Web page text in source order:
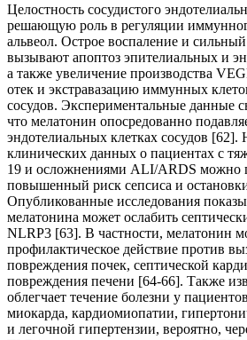
Целостность сосудистого
решающую роль в регуляции
альвеол. Острое воспаление и
вызывают апоптоз эпителиальных и
а также увеличение производства
отек и экстравазацию иммунных
сосудов. Экспериментальные данные
что мелатонин опосредованно
эндотелиальных клетках сосудов [62].
клинических данных о пациентах с
19 и осложнениями ALI/ARDS можно
повышенный риск сепсиса и
Опубликованные исследования
мелатонина может ослабить
NLRP3 [63]. В частности, мелатонин
профилактическое действие против
повреждения почек, септической
повреждения печени [64-66]. Также
облегчает течение болезни у
миокарда, кардиомиопатии,
и легочной гипертензии, вероятно,